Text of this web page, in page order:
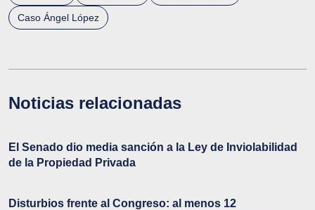
Caso Ángel López
Noticias relacionadas
El Senado dio media sanción a la Ley de Inviolabilidad
de la Propiedad Privada
Disturbios frente al Congreso: al menos 12